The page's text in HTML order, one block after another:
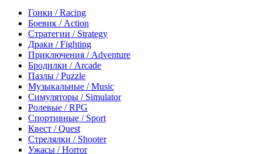
Гонки / Racing
Боевик / Action
Стратегии / Strategy
Драки / Fighting
Приключения / Adventure
Бродилки / Arcade
Пазлы / Puzzle
Музыкальные / Music
Симуляторы / Simulator
Ролевые / RPG
Спортивные / Sport
Квест / Quest
Стрелялки / Shooter
Ужасы / Horror